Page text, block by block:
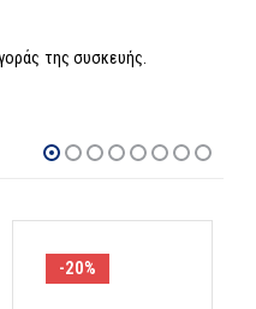
της συσκευής.
-20%